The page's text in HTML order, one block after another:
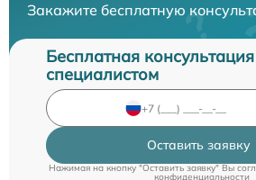
Закажите бесплатную
Бесплатная
специалистом
Оставить заявку
Нажимая на кнопку "Оставить заявку" Вы
конфиденциальности